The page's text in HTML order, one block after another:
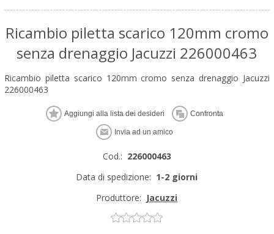
Ricambio piletta scarico 120mm cromo
senza drenaggio Jacuzzi 226000463
Ricambio piletta scarico 120mm cromo senza drenaggio Jacuzzi
226000463
Cod.: 226000463
Data di spedizione: 1-2 giorni
Produttore: Jacuzzi